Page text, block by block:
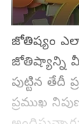
జోతిష్యం
జోతిష్యాన్ని
పుట్టిన తేదీ
ప్రముఖ